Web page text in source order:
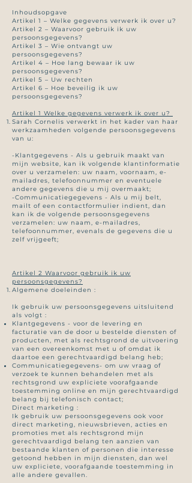
Inhoudsopgave
Artikel 1 – Welke gegevens verwerk ik over u?
Artikel 2 – Waarvoor gebruik ik uw
persoonsgegevens?
Artikel 3 – Wie ontvangt uw
persoonsgegevens?
Artikel 4 – Hoe lang bewaar ik uw
persoonsgegevens?
Artikel 5 – Uw rechten
Artikel 6 – Hoe beveilig ik uw
persoonsgegevens?
Artikel 1 Welke gegevens verwerk ik over u?
Sarah Cornelis verwerkt in het kader van haar
werkzaamheden volgende persoonsgegevens
van u:
-Klantgegevens - Als u gebruik maakt van
mijn website, kan ik volgende klantinformatie
over u verzamelen: uw naam, voornaam, e-
mailadres, telefoonnummer en eventuele
andere gegevens die u mij overmaakt;
-Communicatiegegevens - Als u mij belt,
mailt of een contactformulier indient, dan
kan ik de volgende persoonsgegevens
verzamelen: uw naam, e-mailadres,
telefoonnummer, evenals de gegevens die u
zelf vrijgeeft;
Artikel 2 Waarvoor gebruik ik uw
persoonsgegevens?
Algemene doeleinden :
Ik gebruik uw persoonsgegevens uitsluitend
als volgt :
Klantgegevens - voor de levering en
facturatie van de door u bestelde diensten of
producten, met als rechtsgrond de uitvoering
van een overeenkomst met u of omdat ik
daartoe een gerechtvaardigd belang heb;
Communicatiegegevens- om uw vraag of
verzoek te kunnen behandelen met als
rechtsgrond uw expliciete voorafgaande
toestemming online en mijn gerechtvaardigd
belang bij telefonisch contact;
Direct marketing :
Ik gebruik uw persoonsgegevens ook voor
direct marketing, nieuwsbrieven, acties en
promoties met als rechtsgrond mijn
gerechtvaardigd belang ten aanzien van
bestaande klanten of personen die interesse
getoond hebben in mijn diensten, dan wel
uw expliciete, voorafgaande toestemming in
alle andere gevallen.